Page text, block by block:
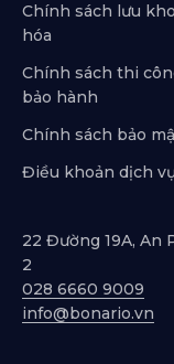
Chính sách lưu
hóa
Chính sách thi
bảo hành
Chính sách bảo
Điều khoản dịch
22 Đường 19A, An
2
028 6660 9009
info@bonario.vn